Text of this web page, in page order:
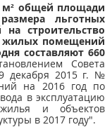
м² общей площади
льготных
строительство
жилых помещений
составляют 660
Совета
декабря 2015 г. №
на 2016 год по
в эксплуатацию
и объектов
в 2017 году".